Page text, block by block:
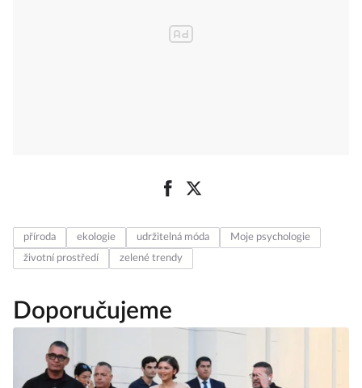
příroda ekologie udržitelná móda
Moje psychologie
životní prostředí
zelené trendy
Doporučujeme